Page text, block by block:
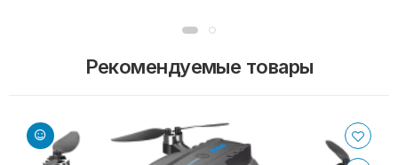
Рекомендуемые товары